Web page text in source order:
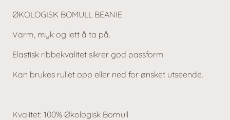
ØKOLOGISK BOMULL BEANIE
Varm, myk og lett å ta på.
Elastisk ribbekvalitet sikrer god passform
Kan brukes rullet opp eller ned for ønsket utseende.
Kvalitet: 100% Økologisk Bomull